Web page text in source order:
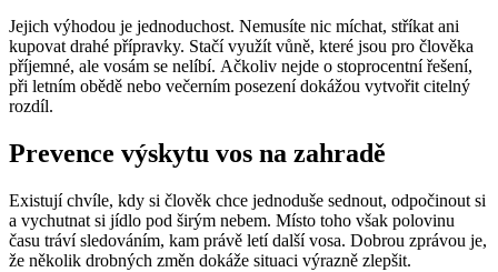
Jejich výhodou je jednoduchost. Nemusíte nic míchat, stříkat ani
kupovat drahé přípravky. Stačí využít vůně, které jsou pro člověka
příjemné, ale vosám se nelíbí. Ačkoliv nejde o stoprocentní řešení,
při letním obědě nebo večerním posezení dokážou vytvořit citelný
rozdíl.
Prevence výskytu vos na zahradě
Existují chvíle, kdy si člověk chce jednoduše sednout, odpočinout si
a vychutnat si jídlo pod širým nebem. Místo toho však polovinu
času tráví sledováním, kam právě letí další vosa. Dobrou zprávou je,
že několik drobných změn dokáže situaci výrazně zlepšit.